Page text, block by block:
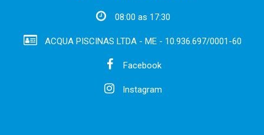
08:00 as 17:30
ACQUA PISCINAS LTDA - ME - 10.936.697/0001-60
Facebook
Instagram